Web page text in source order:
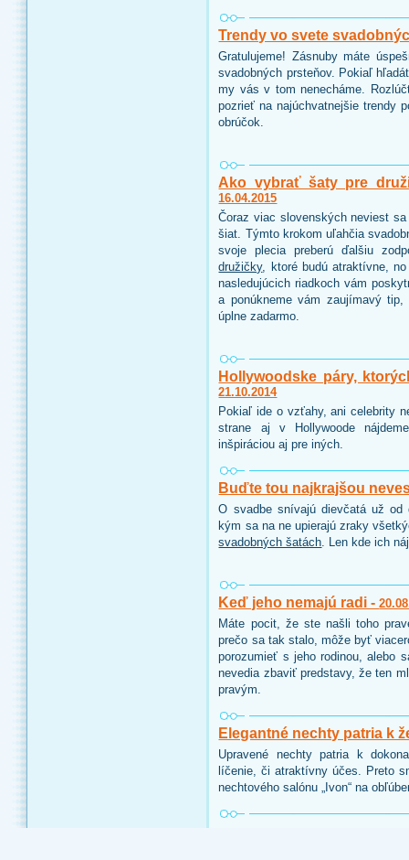
Trendy vo svete
Gratulujeme! Zásnuby máte
svadobných prsteňov. Pokiaľ
my vás v tom nenecháme.
pozrieť na najúchvatnejšie trendy
obrúčok.
Ako vybrať šaty pre
16.04.2015
Čoraz viac slovenských neviest
šiat. Týmto krokom uľahčia
svoje plecia preberú ďalšiu
družičky, ktoré budú atraktívne,
nasledujúcich riadkoch vám
a ponúkneme vám zaujímavý
úplne zadarmo.
Hollywoodske páry,
21.10.2014
Pokiaľ ide o vzťahy, ani celebrity
strane aj v Hollywoode
inšpiráciou aj pre iných.
Buďte tou najkrajšou
O svadbe snívajú dievčatá už
kým sa na ne upierajú zraky
svadobných šatách. Len kde ich
Keď jeho nemajú radi -
Máte pocit, že ste našli toho
prečo sa tak stalo, môže byť
porozumieť s jeho rodinou, alebo
nevedia zbaviť predstavy, že ten
pravým.
Elegantné nechty patria k
Upravené nechty patria k
líčenie, či atraktívny účes. Preto
nechtového salónu „Ivon“ na